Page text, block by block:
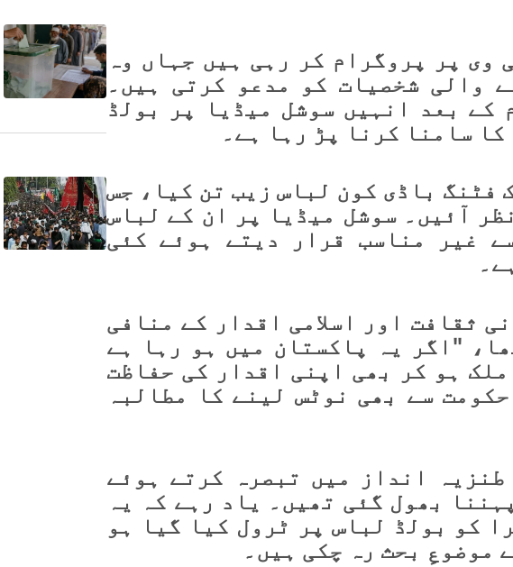
وی پر پروگرام کر رہی ہیں جہاں وہ
والی شخصیات کو مدعو کرتی ہیں۔
کے بعد انہیں سوشل میڈیا پر بولڈ
سامنا کرنا پڑ رہا ہے۔
فٹنگ باڈی کون لباس زیب تن کیا، جس
آئیں۔ سوشل میڈیا پر ان کے لباس
غیر مناسب قرار دیتے ہوئے کئی
ثقافت اور اسلامی اقدار کے منافی
"اگر یہ پاکستان میں ہو رہا ہے
ہو کر بھی اپنی اقدار کی حفاظت
سے بھی نوٹس لینے کا مطالبہ
انداز میں تبصرہ کرتے ہوئے
بھول گئی تھیں۔ یاد رہے کہ یہ
کو بولڈ لباس پر ٹرول کیا گیا ہو
موضوعِ بحث رہ چکی ہیں۔